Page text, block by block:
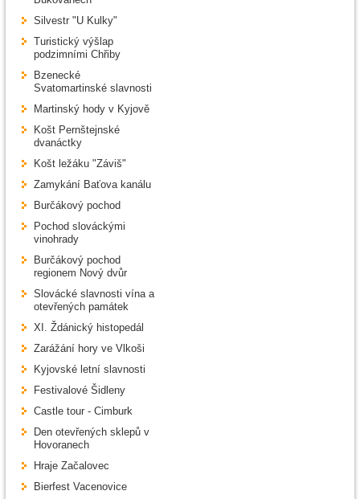
Silvestr "U Kulky"
Turistický výšlap
podzimními Chřiby
Bzenecké
Svatomartinské slavnosti
Martinský hody v Kyjově
Košt Pernštejnské
dvanáctky
Košt ležáku "Záviš"
Zamykání Baťova kanálu
Burčákový pochod
Pochod slováckými
vinohrady
Burčákový pochod
regionem Nový dvůr
Slovácké slavnosti vína a
otevřených památek
XI. Ždánický histopedál
Zarážání hory ve Vlkoši
Kyjovské letní slavnosti
Festivalové Šidleny
Castle tour - Cimburk
Den otevřených sklepů v
Hovoranech
Hraje Začalovec
Bierfest Vacenovice